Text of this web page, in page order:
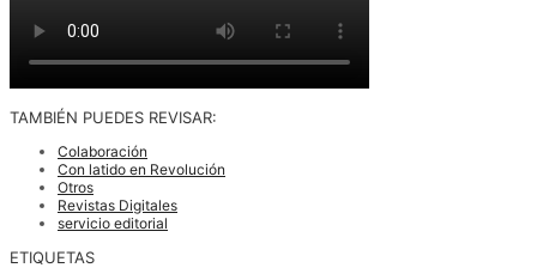
TAMBIÉN PUEDES REVISAR:
Colaboración
Con latido en Revolución
Otros
Revistas Digitales
servicio editorial
ETIQUETAS